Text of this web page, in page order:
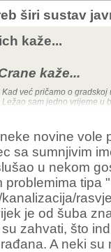
širi sustav
kaže...
kaže...
Kad već pričamo o gradskoj
Ležao sam jedno vrijeme u
može biti diskreditirajuće
svačemu dotakli i njegovog
Tomaševića, Bandića,
državom) je golem i
spremni da te rastrgaju i
u zubima, nego trebaš po
posao a da te ne razapnu,
društvu općenito... a
napaćeni narod ovog
nema dobre odnose s
baš najbolje među morskim
može li i on potrajati koliko i
novine vole
sa sumnjivim
u nekom
problemima tipa
je od šuba
su zahvati, što
A neki